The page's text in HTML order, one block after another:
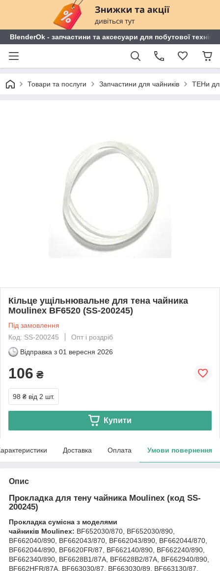
BlenderOk - запчастини та аксесуари для побутової техніки
Товари та послуги Запчастини для чайників ТЕНи
Кільце ущільнювальне для тена чайника
Moulinex BF6520 (SS-200245)
Під замовлення
Код: SS-200245
Опт і роздріб
Відправка з 01 вересня 2026
106 ₴
98 ₴ від 2 шт.
Купити
Доставка Оплата Умови повернення
Опис
Прокладка для тену чайника Moulinex (код SS-
200245)
Прокладка сумісна з моделями
чайників Moulinex: BF652030/870, BF652030/890,
BF662040/890, BF662043/870, BF662043/890, BF662044/870,
BF662044/890, BF6620FR/87, BF662140/890, BF662240/890,
BF662340/890, BF6628B1/87A, BF6628B2/87A, BF662940/890,
BF662HFR/87A, BF663030/87, BF663030/89, BF663130/87,